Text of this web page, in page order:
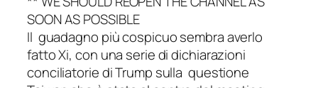
SOON AS POSSIBLE
Il guadagno più cospicuo sembra averlo
fatto Xi, con una serie di dichiarazioni
conciliatorie di Trump sulla questione